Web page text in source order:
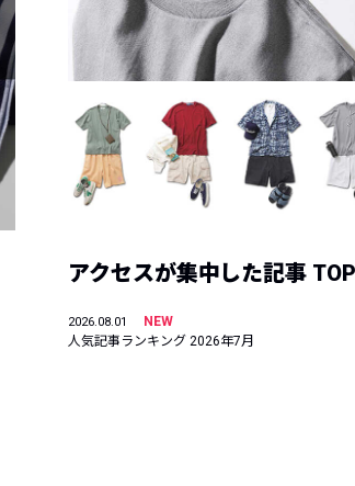
アクセスが集中した記事
2026.08.01
NEW
人気記事ランキング 2026年7月